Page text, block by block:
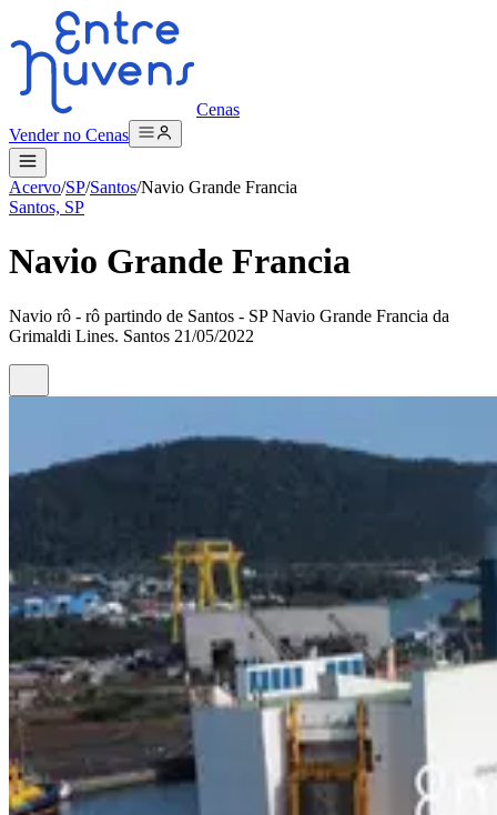
Cenas
Vender no Cenas
Acervo/SP/Santos/Navio Grande Francia
Santos, SP
Navio Grande Francia
Navio rô - rô partindo de Santos - SP Navio Grande Francia da
Grimaldi Lines. Santos 21/05/2022